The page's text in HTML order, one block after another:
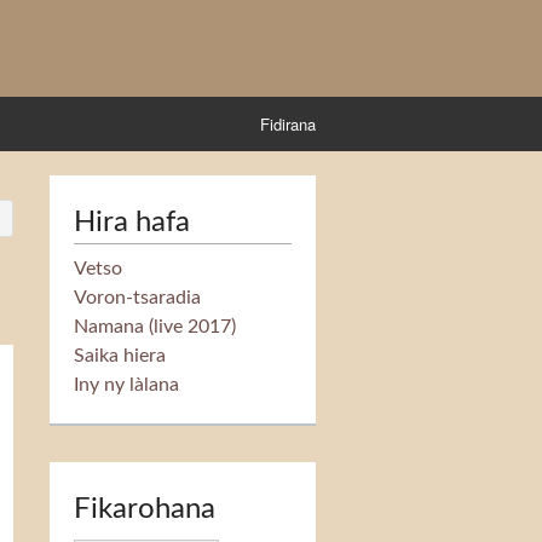
Fidirana
Hira hafa
Vetso
Voron-tsaradia
Namana (live 2017)
Saika hiera
Iny ny làlana
Fikarohana